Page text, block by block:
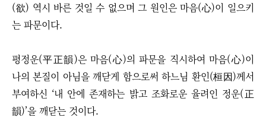
(欲) 역시 바른 것일 수 없으며 그 원인은 마음(心)이 일으키
는 파문이다.
평정운(平正韻)은 마음(心)의 파문을 직시하여 마음(心)이
나의 본질이 아님을 깨닫게 함으로써 하느님 환인(桓因)께서
부여하신 ‘내 안에 존재하는 밝고 조화로운 율려인 정운(正
韻)’을 깨닫는 것이다.